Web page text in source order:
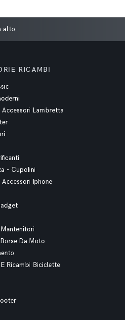
alto
RICAMBI
Accessori Lambretta
- Cupolini
Iphone
Da Moto
Ricambi Biciclette